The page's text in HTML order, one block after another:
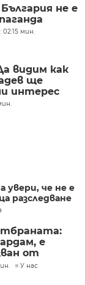
не е
02:15 мин.
видим как
ще
интерес
увери, че не е
разследване
е
от
У нас